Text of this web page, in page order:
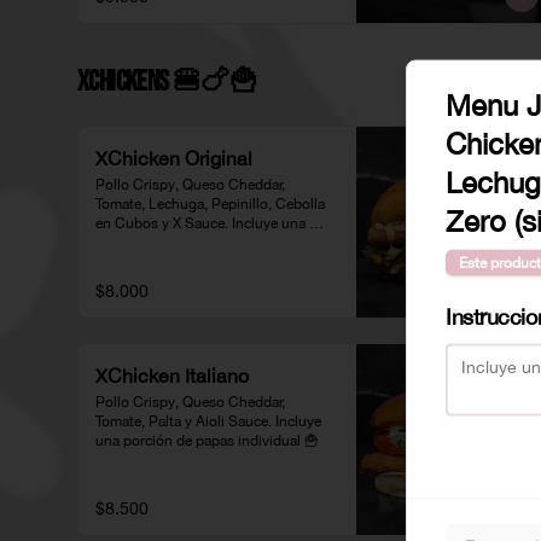
XChickens 🍔🍗🍟
XChicken Original
Pollo Crispy, Queso Cheddar,
Tomate, Lechuga, Pepinillo, Cebolla
en Cubos y X Sauce. Incluye una
$8.000
XChicken Italiano
Pollo Crispy, Queso Cheddar,
Tomate, Palta y Aioli Sauce. Incluye
una porción de papas individual 🍟
$8.500
Menu
Zero
Este